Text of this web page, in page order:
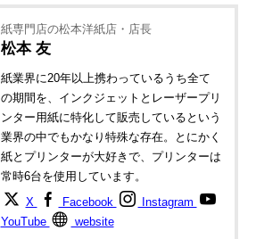
紙専門店の松本洋紙店・店長
松本 友
紙業界に20年以上携わっているうち全て
の期間を、インクジェットとレーザープリ
ンター用紙に特化して販売しているという
業界の中でもかなり特殊な存在。とにかく
紙とプリンターが大好きで、プリンターは
常時6台を使用しています。
X Facebook
Instagram
YouTube
website